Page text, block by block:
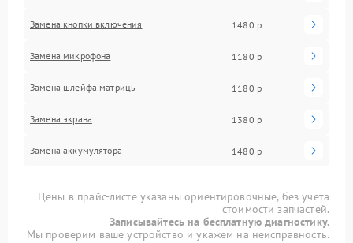
Замена кнопки включения 1480 р
Замена микрофона 1180 р
Замена шлейфа матрицы 1180 р
Замена экрана 1380 р
Замена аккумулятора 1480 р
Цены в прайс-листе указаны ориентировочные, без учета
стоимости запчастей.
Записывайтесь на бесплатную диагностику.
Мы проверим ваше устройство и укажем на неисправность.